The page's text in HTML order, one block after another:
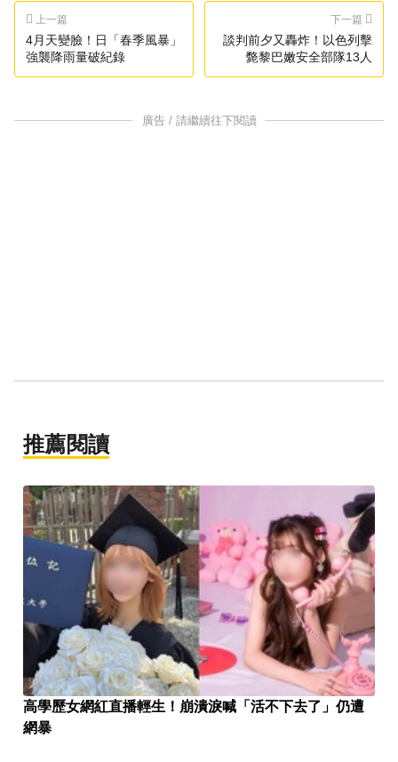
上一篇
4月天變臉！日「春季風暴」
強襲降雨量破紀錄
下一篇
談判前夕又轟炸！以色列擊
斃黎巴嫩安全部隊13人
廣告 / 請繼續往下閱讀
推薦閱讀
高學歷女網紅直播輕生！崩潰淚喊「活不下去了」仍遭
網暴